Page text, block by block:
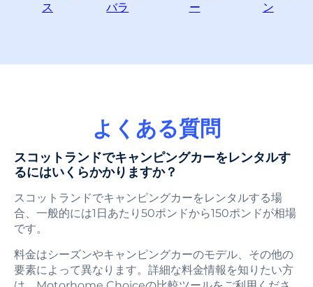
ス
バラ
ー
ン
よくある質問
スコットランドでキャンピングカーをレンタルす
るにはいくらかかりますか？
スコットランドでキャンピングカーをレンタルする場
合、一般的には1日あたり50ポンドから150ポンドが相場
です。
料金はシーズンやキャンピングカーのモデル、その他の
要素によって異なります。詳細な料金情報を知りたい方